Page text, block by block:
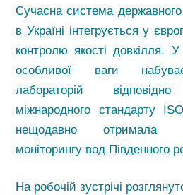
Сучасна система державного
в Україні інтегрується у
контролю якості довкілля. У
особливої ваги
лабораторій
міжнародного стандарту
нещодавно отримала
моніторингу вод Південного
На робочій зустрічі